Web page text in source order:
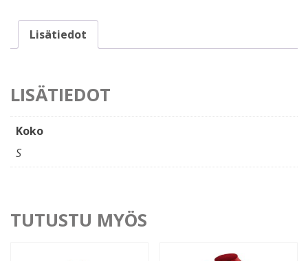
määrä
Lisätiedot
LISÄTIEDOT
Koko
S
TUTUSTU MYÖS